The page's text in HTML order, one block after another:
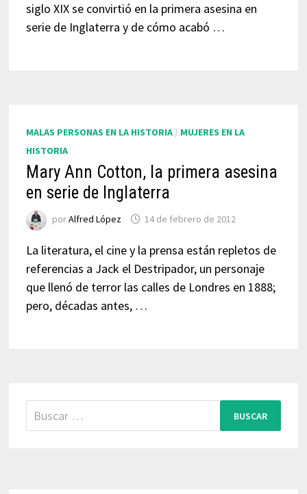
siglo XIX se convirtió en la primera asesina en
serie de Inglaterra y de cómo acabó …
MALAS PERSONAS EN LA HISTORIA/ MUJERES EN LA
HISTORIA
Mary Ann Cotton, la primera asesina
en serie de Inglaterra
porAlfred López 14 de febrero de 2012
La literatura, el cine y la prensa están repletos de
referencias a Jack el Destripador, un personaje
que llenó de terror las calles de Londres en 1888;
pero, décadas antes, …
Buscar: